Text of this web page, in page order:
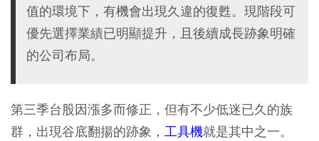
值的環境下，有機會出現久違的復甦。現階段可
優先選擇業績已明顯提升，且後續成長跡象明確
的公司布局。
第三季台股因漲多而修正，但有不少低迷已久的族
群，出現谷底翻揚的跡象， 工具機就是其中之一。